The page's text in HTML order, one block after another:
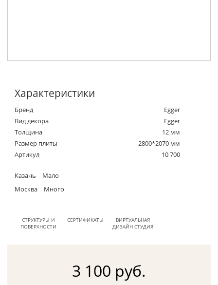
Характеристики
Бренд
Egger
Вид декора
Egger
Толщина
12 мм
Размер плиты
2800*2070 мм
Артикул
10 700
Казань
Мало
Москва
Много
СТРУКТУРЫ И
ПОВЕРХНОСТИ
СЕРТИФИКАТЫ
ВИРТУАЛЬНАЯ
ДИЗАЙН СТУДИЯ
3 100 руб.